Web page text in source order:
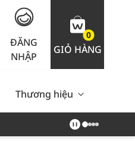
ĐĂNG
NHẬP
0
GIỎ HÀNG
Nam Giới Chăm Sóc
Thương hiệu